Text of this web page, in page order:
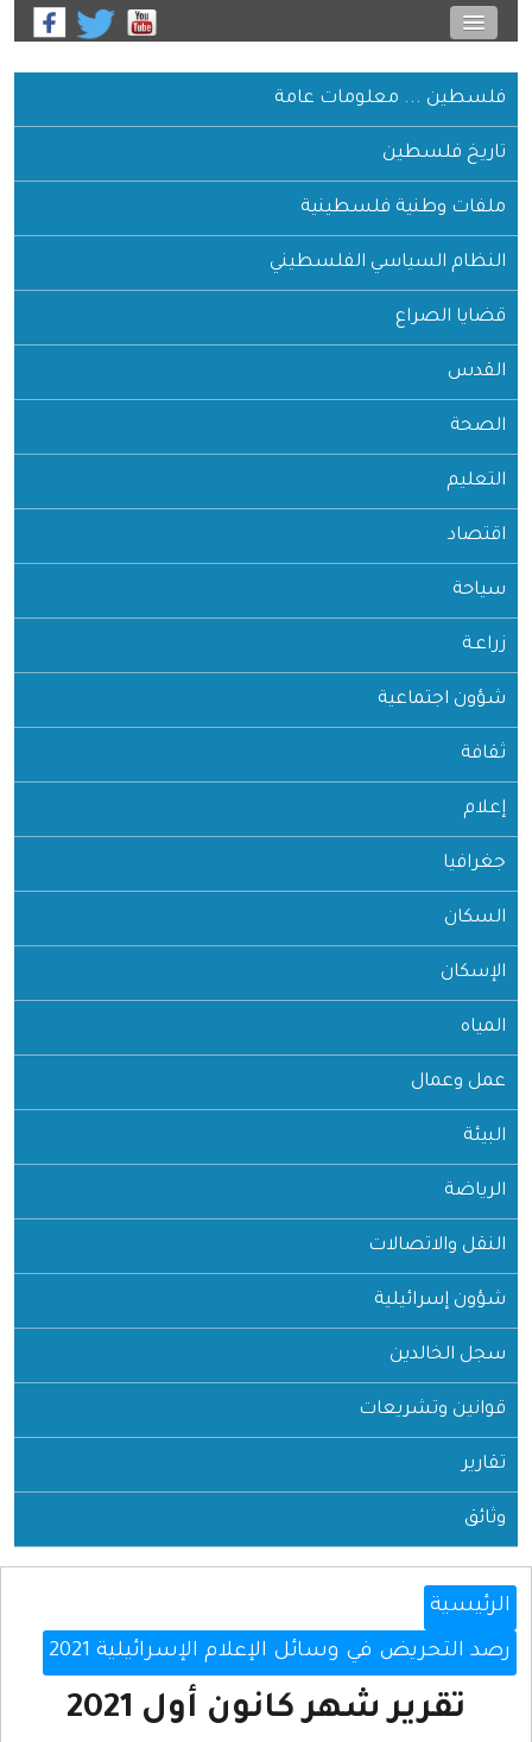
فلسطين ... معلومات عامة
تاريخ فلسطين
ملفات وطنية فلسطينية
النظام السياسي الفلسطيني
قضايا الصراع
القدس
الصحة
التعليم
اقتصاد
سياحة
زراعـة
شؤون اجتماعية
ثقافة
إعلام
جغرافيا
السكان
الإسكان
المياه
عمل وعمال
البيئة
الرياضة
النقل والاتصالات
شؤون إسرائيلية
سجل الخالدين
قوانين وتشريعات
تقارير
وثائق
الرئيسية
رصد التحريض في وسائل الإعلام الإسرائيلية 2021
تقرير شهر كانون أول 2021